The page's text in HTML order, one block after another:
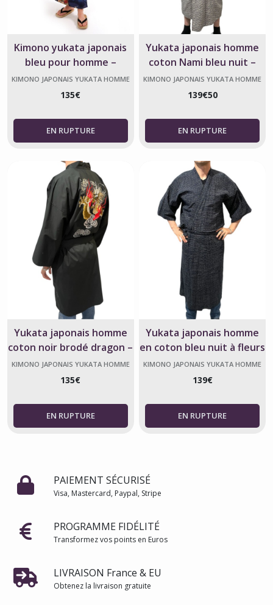
Kimono yukata japonais
bleu pour homme –
Dragon & Kanji – Fabriqué
au Japon
KIMONO JAPONAIS YUKATA HOMME
135€
Yukata japonais homme
coton Nami bleu nuit –
Fabriqué en France
KIMONO JAPONAIS YUKATA HOMME
139€50
Yukata japonais homme
coton noir brodé dragon –
Fabriqué au Japon
KIMONO JAPONAIS YUKATA HOMME
135€
Yukata japonais homme
en coton bleu nuit à fleurs
– Fabriqué en France
KIMONO JAPONAIS YUKATA HOMME
139€
PAIEMENT SÉCURISÉ
Visa, Mastercard, Paypal, Stripe
PROGRAMME FIDÉLITÉ
Transformez vos points en Euros
LIVRAISON France & EU
Obtenez la livraison gratuite